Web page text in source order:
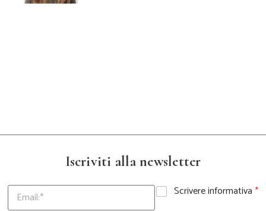
Scrivere informativa *
Iscriviti alla newsletter